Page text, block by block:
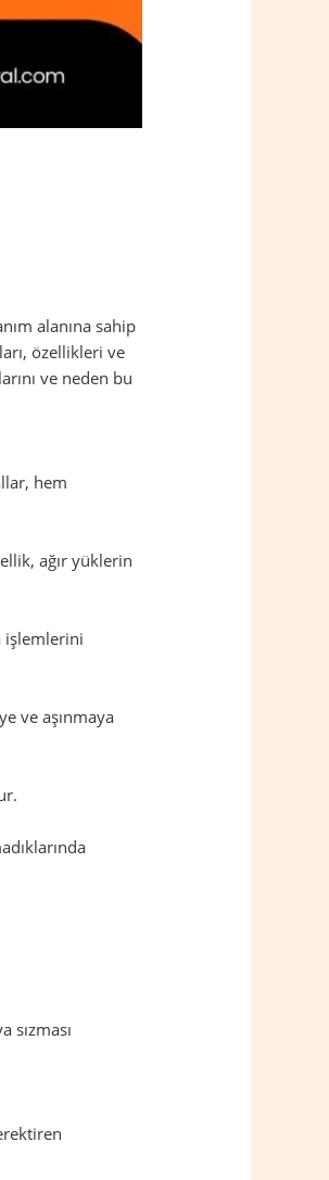
alanına sahip
özellikleri ve
ve neden bu
hem
ağır yüklerin
işlemlerini
ve aşınmaya
sızması